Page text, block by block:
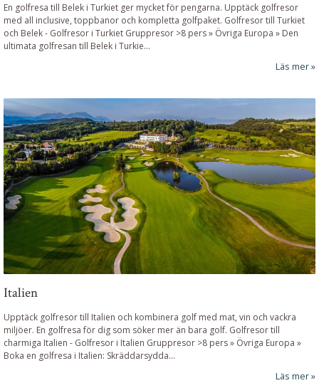
En golfresa till Belek i Turkiet ger mycket för pengarna. Upptäck golfresor
med all inclusive, toppbanor och kompletta golfpaket. Golfresor till Turkiet
och Belek- Golfresor i Turkiet Gruppresor >8 pers » Övriga Europa » Den
ultimata golfresan till Belek i Turkie...
Läs mer
Italien
Upptäck golfresor till Italien och kombinera golf med mat, vin och vackra
miljöer. En golfresa för dig som söker mer än bara golf. Golfresor till
charmiga Italien - Golfresor i Italien Gruppresor >8 pers » Övriga Europa »
Boka en golfresa i Italien: Skräddarsydda...
Läs mer